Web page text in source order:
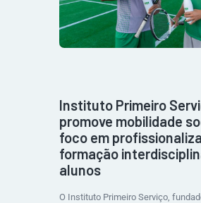
HOME
Instituto Primeiro
promove mobilidade
foco em
formação
alunos
O Instituto Primeiro Serviço,